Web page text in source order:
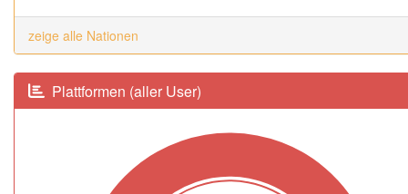
zeige alle Nationen
Plattformen (aller User)